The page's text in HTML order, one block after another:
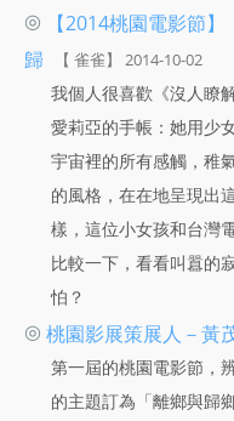
◎
【2014桃園電影節
歸
【 雀雀】 2014-10-02
我個人很喜歡《沒人瞭
愛莉亞的手帳：她用少
宇宙裡的所有感觸，稚
的風格，在在地呈現出
樣，這位小女孩和台灣
比較一下，看看叫囂的
怕？
◎ 桃園影展策展人－黃
第一屆的桃園電影節，
的主題訂為「離鄉與歸